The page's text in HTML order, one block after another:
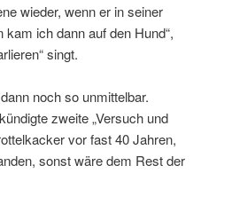
wieder, wenn er in seiner
ich dann auf den Hund“,
singt.
noch so unmittelbar.
zweite „Versuch und
vor fast 40 Jahren,
sonst wäre dem Rest der